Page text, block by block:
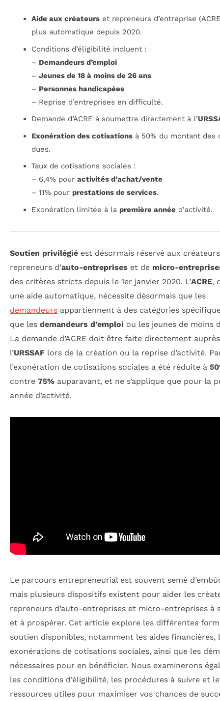
Aide aux créateurs et repreneurs d’entreprise
plus automatique depuis 2020.
Conditions d’éligibilité incluent :
– Demandeurs d’emploi
– Jeunes de 18 à moins de 26 ans
– Personnes handicapées
– Reprise d’entreprises en difficulté.
Demande d’ACRE à soumettre directement à l’
Exonération des cotisations à 50% du montant des
dues.
Taux de cotisations sociales :
– 6,4% pour activités d’achat/vente
– 11% pour prestations de services.
Exonération limitée à la première année d’activité.
Soutien privilégié est désormais réservé aux
repreneurs d’auto-entreprises et de micro-
des critères stricts depuis le 1er janvier 2020. L’ACRE,
une aide automatique, nécessite désormais que les
demandeurs appartiennent à des catégories
que les demandeurs d’emploi ou les jeunes de moins
La demande d’ACRE doit être faite directement
l’URSSAF lors de la création ou la reprise d’activité.
l’exonération de cotisations sociales a été réduite à
contre 75% auparavant, et ne s’applique que pour la
année d’activité.
Le parcours entrepreneurial est souvent semé
mais plusieurs dispositifs existent pour aider les
repreneurs d’auto-entreprises et micro-entreprises à
et à prospérer. Cet article explore les différentes
soutien disponibles, notamment les aides financières,
exonérations de cotisations sociales, ainsi que les
nécessaires pour en bénéficier. Nous examinerons
les conditions d’éligibilité, les procédures à suivre et
ressources utiles pour maximiser vos chances de